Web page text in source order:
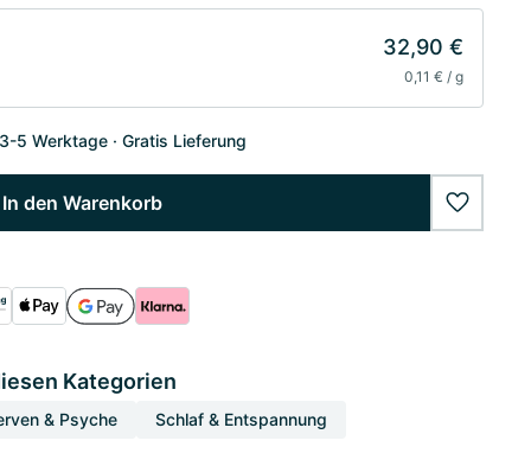
32,90 €
0,11 € / g
5 Werktage Gratis Lieferung
In den Warenkorb
Kategorien
& Psyche Schlaf & Entspannung